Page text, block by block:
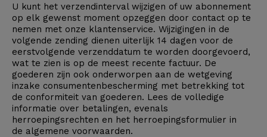
U kunt het verzendinterval wijzigen of uw abonnement
op elk gewenst moment opzeggen door contact op te
nemen met onze klantenservice. Wijzigingen in de
volgende zending dienen uiterlijk 14 dagen voor de
eerstvolgende verzenddatum te worden doorgevoerd,
wat te zien is op de meest recente factuur. De
goederen zijn ook onderworpen aan de wetgeving
inzake consumentenbescherming met betrekking tot
de conformiteit van goederen. Lees de volledige
informatie over betalingen, evenals
herroepingsrechten en het herroepingsformulier in
de algemene voorwaarden.